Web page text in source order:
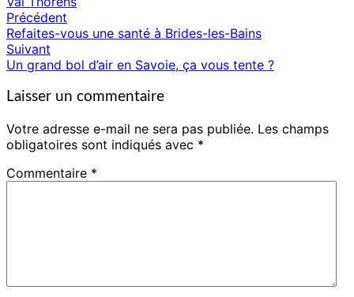
Navigation
d'article
Précédent
Refaites-vous une santé à Brides-les-Bains
Suivant
Un grand bol d’air en Savoie, ça vous tente ?
Laisser un commentaire
Votre adresse e-mail ne sera pas publiée. Les champs
obligatoires sont indiqués avec *
Commentaire *